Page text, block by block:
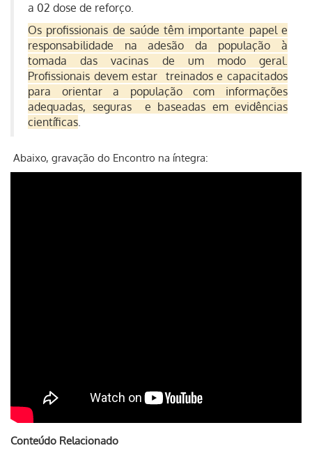
a 02 dose de reforço.
Os profissionais de saúde têm importante papel e
responsabilidade na adesão da população à
tomada das vacinas de um modo geral.
Profissionais devem estar treinados e capacitados
para orientar a população com informações
adequadas, seguras e baseadas em evidências
científicas.
Abaixo, gravação do Encontro na íntegra:
Conteúdo Relacionado